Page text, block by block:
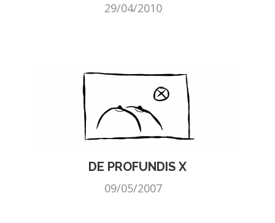
29/04/2010
DE PROFUNDIS X
09/05/2007